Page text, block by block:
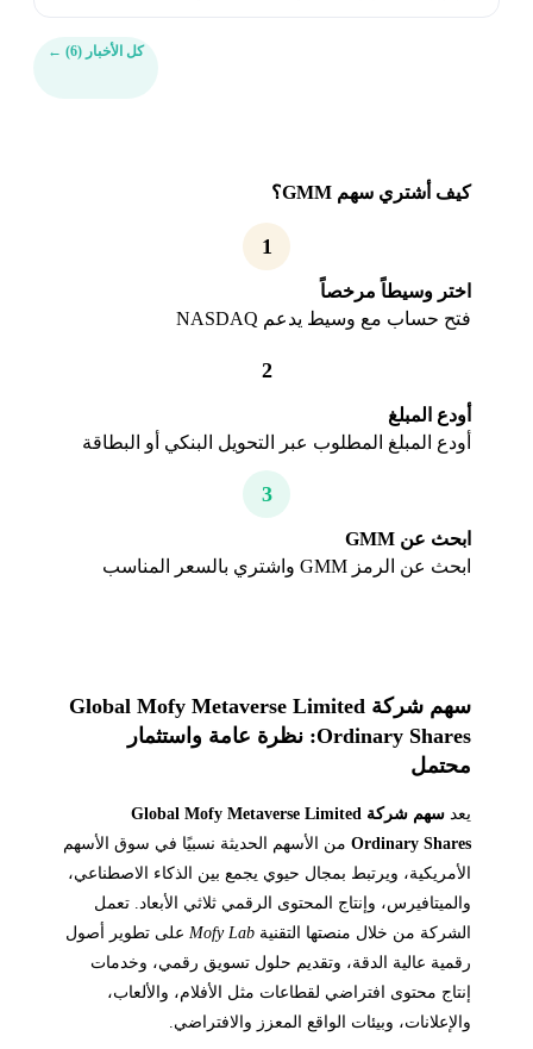
كل الأخبار (6) ←
كيف أشتري سهم GMM؟
1
اختر وسيطاً مرخصاً
فتح حساب مع وسيط يدعم NASDAQ
2
أودع المبلغ
أودع المبلغ المطلوب عبر التحويل البنكي أو البطاقة
3
ابحث عن GMM
ابحث عن الرمز GMM واشتري بالسعر المناسب
سهم شركة Global Mofy Metaverse Limited
Ordinary Shares: نظرة عامة واستثمار
محتمل
يعد
سهم شركة Global Mofy Metaverse Limited
Ordinary Sharesمن الأسهم الحديثة نسبيًا في سوق الأسهم
الأمريكية، ويرتبط بمجال حيوي يجمع بين الذكاء الاصطناعي،
والميتافيرس، وإنتاج المحتوى الرقمي ثلاثي الأبعاد. تعمل
الشركة من خلال منصتها التقنية Mofy Labعلى تطوير أصول
رقمية عالية الدقة، وتقديم حلول تسويق رقمي، وخدمات
إنتاج محتوى افتراضي لقطاعات مثل الأفلام، والألعاب،
والإعلانات، وبيئات الواقع المعزز والافتراضي.